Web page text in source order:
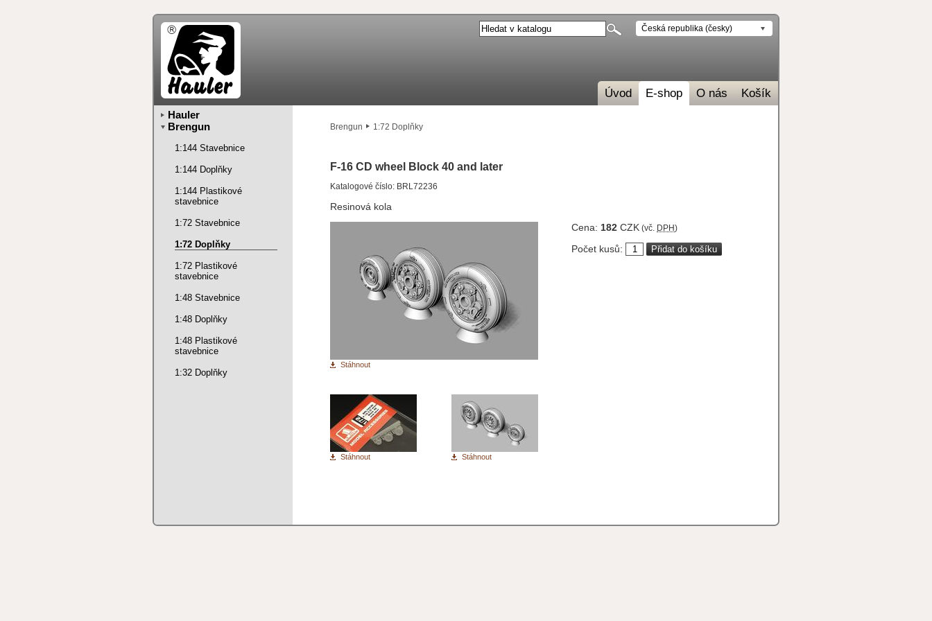
Brengun 1:72 Doplňky
F-16 CD wheel Block 40 and later
Katalogové číslo: BRL72236
Resinová kola
Stáhnout
Stáhnout Stáhnout
Cena: 182 CZK (vč. DPH)
Počet kusů:
Hauler
Brengun
1:144 Stavebnice
1:144 Doplňky
1:144 Plastikové
stavebnice
1:72 Stavebnice
1:72 Doplňky
1:72 Plastikové
stavebnice
1:48 Stavebnice
1:48 Doplňky
1:48 Plastikové
stavebnice
1:32 Doplňky
Úvod E-shop O nás Košík
Česká republika (česky)